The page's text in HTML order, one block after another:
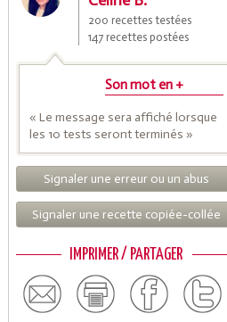
200 recettes testées
147 recettes postées
Son mot en +
« Le message sera affiché lorsque
les 10 tests seront terminés »
Signaler une erreur ou un abus
Signaler une recette copiée-collée
IMPRIMER / PARTAGER